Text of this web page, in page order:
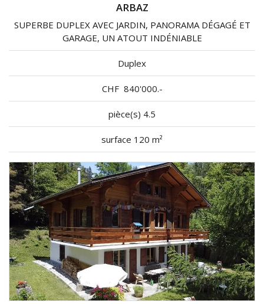
ARBAZ
SUPERBE DUPLEX AVEC JARDIN, PANORAMA DÉGAGÉ ET
GARAGE, UN ATOUT INDÉNIABLE
Duplex
CHF 840'000.-
pièce(s) 4.5
surface 120 m²